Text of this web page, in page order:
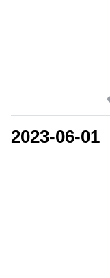
2023-06-01